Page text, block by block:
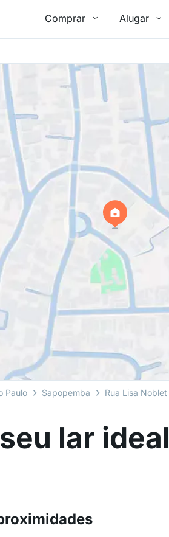
Comprar Alugar
Paulo Sapopemba Rua Lisa Noblet
lar ideal